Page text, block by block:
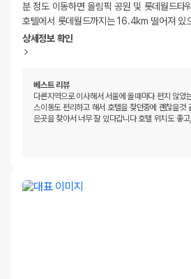
분 정도 이동하면 올림픽 공원 및 롯데월드타
호텔에서 롯데월드까지는 16.4km 떨어져 있
상세정보 확인
베스트 리뷰
다른지역으로 이사해서 서울에 올때마다 편치 않았
스이동도 편리하고 해서 호텔을 찾던중에 괜찮을것
은곳을 찾아서 너무 잘 있다갑니다 호텔 위치도 좋